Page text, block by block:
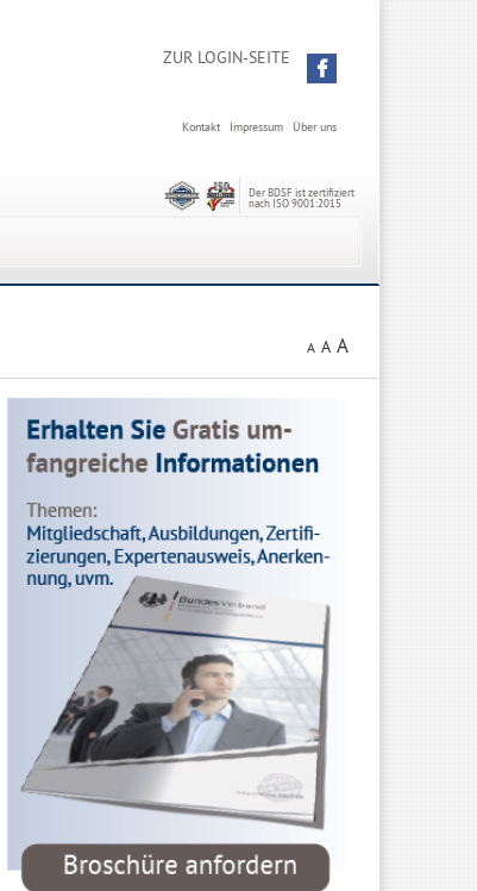
ZUR LOGIN-SEITE
Über uns
Impressum
Kontakt
Der BDSF ist zertifiziert
nach ISO 9001:2015
A A A